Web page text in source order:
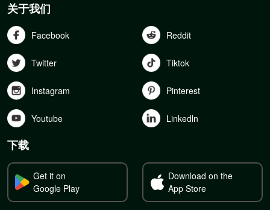
关于我们
Facebook Reddit
Twitter Tiktok
Instagram Pinterest
Youtube Linkedln
下载
Get it on
Google Play
Download on the
App Store